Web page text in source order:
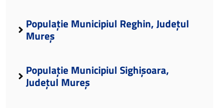
Populație Municipiul Reghin, Județul
Mureș
Populație Municipiul Sighișoara,
Județul Mureș